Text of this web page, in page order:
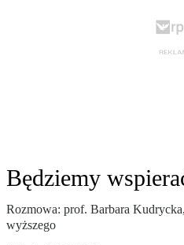
Będziemy
Rozmowa: prof. Barbara
wyższego